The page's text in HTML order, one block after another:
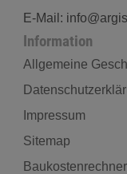
E-Mail:
Information
Allgemeine
Impressum
Sitemap
Baukostenrechner